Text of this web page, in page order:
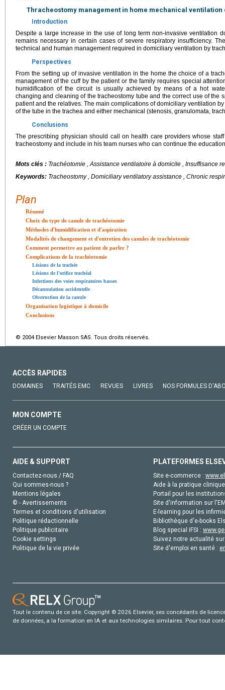
Thracheostomy management in home mechanical
Introduction
Despite a large increase in the use of long term non-invasive ventilation
remains necessary in certain cases of severe respiratory insufficiency.
technical and human management required in domiciliary ventilation by
Perspectives
From the setting up of invasive ventilation in the home the choice of a
management of the cuff by the patient or the family requires special
humidification of the circuit is usually achieved by means of a hot
changing and cleaning of the tracheostomy tube and the correct use of the
patient and the relatives. The main complications of domiciliary ventilation
of the tube in the trachea and either mechanical (stenosis, granulomata,
Conclusions
The prescribing physician should call on health care providers whose
tracheostomy and include in his team nurses who can continue the
Mots clés : Trachéotomie , Assistance ventilatoire à domicile , Insuffisance
Keywords: Tracheostomy , Domiciliary ventilatory assistance , Chronic
Plan
Résumé
Choix du type de canule de trachéotomie
Méthodes d'humidification et d'aspiration
Modalités de changement et d'entretien des canules de trachéotomie
Comment permettre au patient de parler ?
Complications de la trachéotomie
Lésions de la trachée
Lésions de l'orifice trachéal
Infections des voies respiratoires basses
Décannulation accidentelle
Obstruction de la canule
Organisation logistique à domicile
Conclusions
© 2004 Elsevier Masson SAS. Tous droits réservés.
ACCÈS RAPIDES
DOMAINES TRAITÉS EMC REVUES LIVRES NOS FORMULES
MON COMPTE
CRÉER UN COMPTE
AIDE & SUPPORT
Contactez-nous / FAQ
Qui sommes-nous ?
Mentions légales
© - Avertissements
Termes et conditions d'utilisation
Politique rédactionnelle
Politique publicitaire
Cookie settings
Politique de la vie privée
PLATEFORMES
Site e-commerce :
Aide à la pratique
Portail pour les
Site d'information sur
E-learning pour les
Bibliothèque d'e-books
Blog special IFSI :
Suivez notre actualité
Site d'emploi en santé :
Tout le contenu de ce site: Copyright © 2026 Elsevier, ses concédants de
de données, a la formation en IA et aux technologies similaires. Pour tout